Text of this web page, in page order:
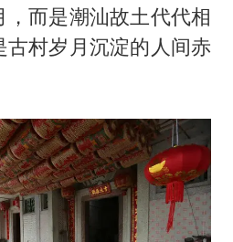
而是潮汕故土代代相
村岁月沉淀的人间赤